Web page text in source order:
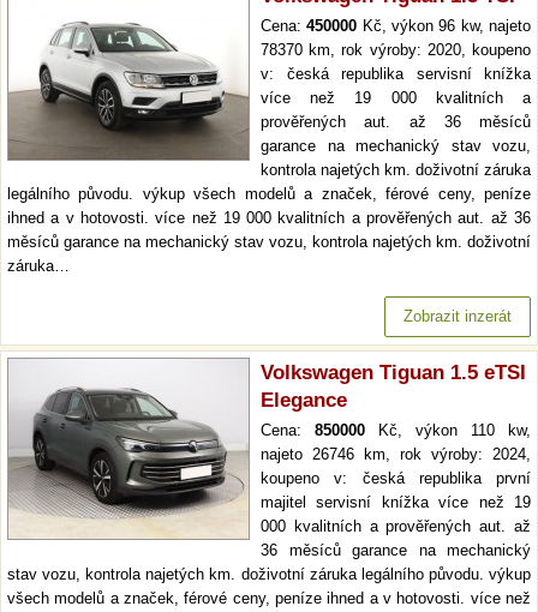
Cena:450000 Kč, výkon 96 kw, najeto
78370 km, rok výroby: 2020, koupeno
v: česká republika servisní knížka
více než 19 000 kvalitních a
prověřených aut. až 36 měsíců
garance na mechanický stav vozu,
kontrola najetých km. doživotní záruka
legálního původu. výkup všech modelů a značek, férové ceny, peníze
ihned a v hotovosti. více než 19 000 kvalitních a prověřených aut. až 36
měsíců garance na mechanický stav vozu, kontrola najetých km. doživotní
záruka…
Zobrazit inzerát
Volkswagen Tiguan 1.5 eTSI
Elegance
Cena: 850000 Kč, výkon 110 kw,
najeto 26746 km, rok výroby: 2024,
koupeno v: česká republika první
majitel servisní knížka více než 19
000 kvalitních a prověřených aut. až
36 měsíců garance na mechanický
stav vozu, kontrola najetých km. doživotní záruka legálního původu. výkup
všech modelů a značek, férové ceny, peníze ihned a v hotovosti. více než